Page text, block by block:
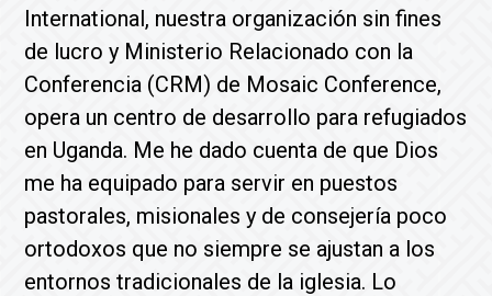
International, nuestra organización sin fines
de lucro y Ministerio Relacionado con la
Conferencia (CRM) de Mosaic Conference,
opera un centro de desarrollo para refugiados
en Uganda. Me he dado cuenta de que Dios
me ha equipado para servir en puestos
pastorales, misionales y de consejería poco
ortodoxos que no siempre se ajustan a los
entornos tradicionales de la iglesia. Lo